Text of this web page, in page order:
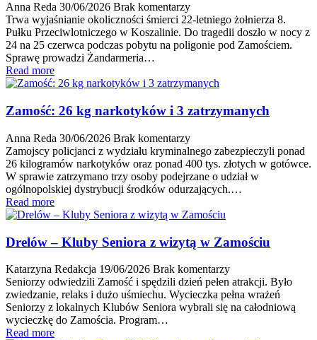
Anna Reda 30/06/2026 Brak komentarzy
Trwa wyjaśnianie okoliczności śmierci 22-letniego żołnierza 8.
Pułku Przeciwlotniczego w Koszalinie. Do tragedii doszło w nocy z
24 na 25 czerwca podczas pobytu na poligonie pod Zamościem.
Sprawę prowadzi Żandarmeria…
Read more
Zamość: 26 kg narkotyków i 3 zatrzymanych
Anna Reda 30/06/2026 Brak komentarzy
Zamojscy policjanci z wydziału kryminalnego zabezpieczyli ponad
26 kilogramów narkotyków oraz ponad 400 tys. złotych w gotówce.
W sprawie zatrzymano trzy osoby podejrzane o udział w
ogólnopolskiej dystrybucji środków odurzających.…
Read more
Drelów – Kluby Seniora z wizytą w Zamościu
Katarzyna Redakcja 19/06/2026 Brak komentarzy
Seniorzy odwiedzili Zamość i spędzili dzień pełen atrakcji. Było
zwiedzanie, relaks i dużo uśmiechu. Wycieczka pełna wrażeń
Seniorzy z lokalnych Klubów Seniora wybrali się na całodniową
wycieczkę do Zamościa. Program…
Read more